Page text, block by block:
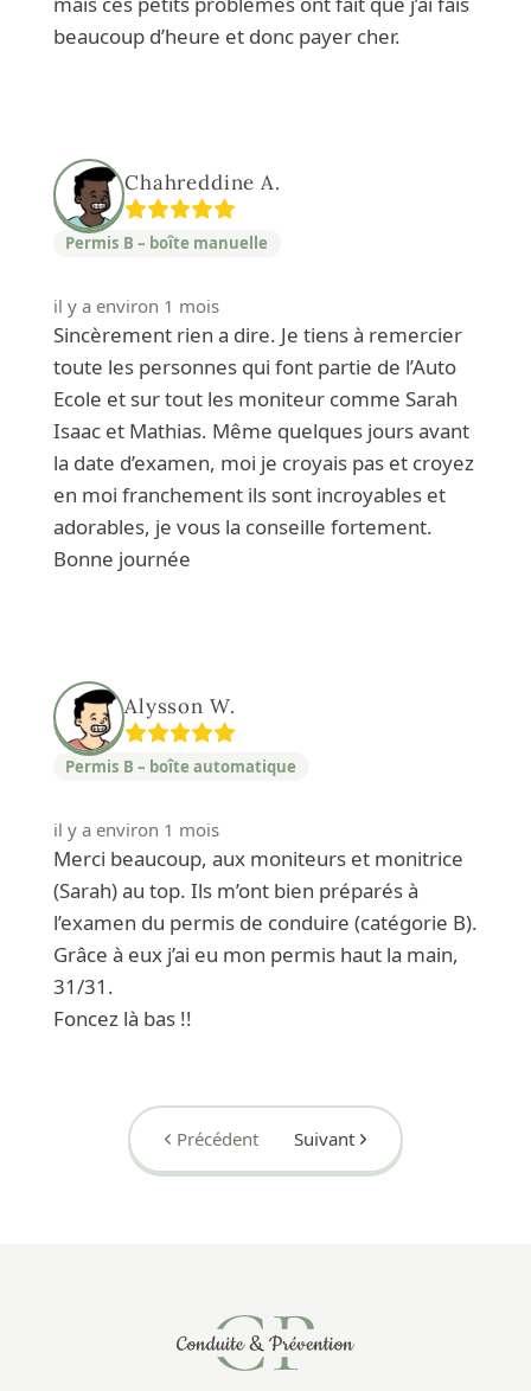
beaucoup d’heure et donc payer cher.
Chahreddine A.
Permis B – boîte manuelle
il y a environ 1 mois
Sincèrement rien a dire. Je tiens à remercier
toute les personnes qui font partie de l’Auto
Ecole et sur tout les moniteur comme Sarah
Isaac et Mathias. Même quelques jours avant
la date d’examen, moi je croyais pas et croyez
en moi franchement ils sont incroyables et
adorables, je vous la conseille fortement.
Bonne journée
Alysson W.
Permis B – boîte automatique
il y a environ 1 mois
Merci beaucoup, aux moniteurs et monitrice
(Sarah) au top. Ils m’ont bien préparés à
l’examen du permis de conduire (catégorie B).
Grâce à eux j’ai eu mon permis haut la main,
31/31.
Foncez là bas !!
Précédent Suivant